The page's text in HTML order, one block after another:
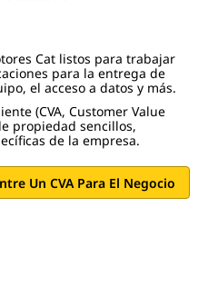
Cat listos para trabajar
para la entrega de
el acceso a datos y más.
(CVA, Customer Value
propiedad sencillos,
de la empresa.
Un CVA Para El Negocio